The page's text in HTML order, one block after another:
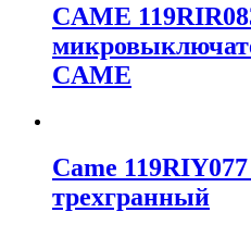
CAME
CAME
Came
трехгранный